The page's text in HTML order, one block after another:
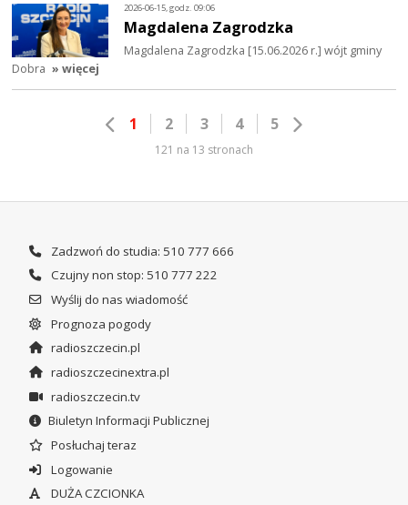
2026-06-15, godz. 09:06
Magdalena Zagrodzka
Magdalena Zagrodzka [15.06.2026 r.] wójt gminy
Dobra » więcej
1 2 3 4 5
121 na 13 stronach
Zadzwoń do studia: 510 777 666
Czujny non stop: 510 777 222
Wyślij do nas wiadomość
Prognoza pogody
radioszczecin.pl
radioszczecinextra.pl
radioszczecin.tv
Biuletyn Informacji Publicznej
Posłuchaj teraz
Logowanie
DUŻA CZCIONKA